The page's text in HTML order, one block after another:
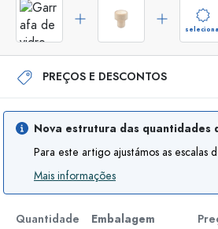
PREÇOS E DESCONTOS
Nova estrutura das quantidades
Para este artigo ajustámos as escalas
Mais informações
Quantidade Embalagem